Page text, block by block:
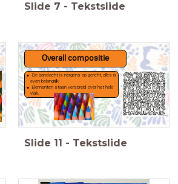
Slide 7 - Tekstslide
Overall compositie
De aandacht is nergens op gericht, alles is
even belangrijk.
Elementen staan verspreid over het hele
vlak.
Slide 11 - Tekstslide